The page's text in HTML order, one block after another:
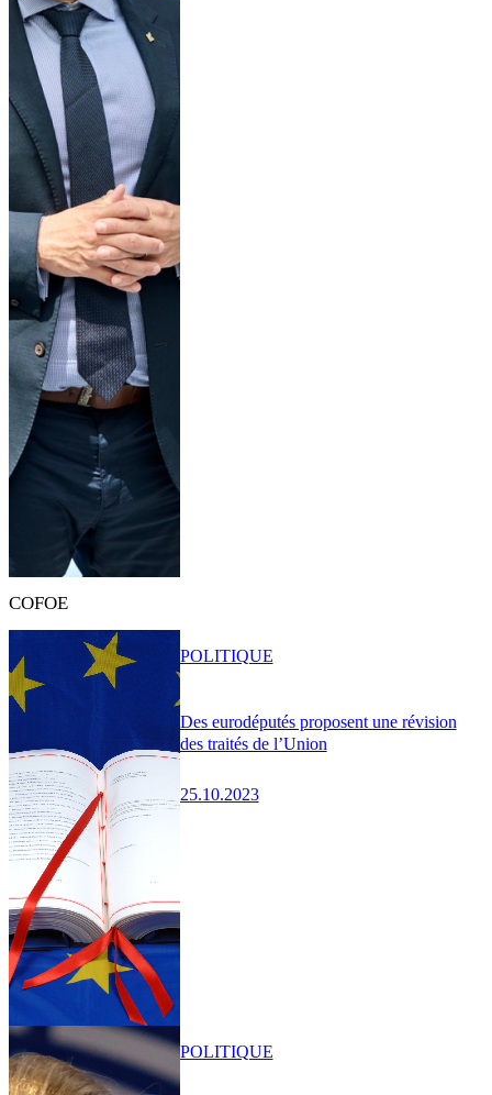
COFOE
Des eurodéputés proposent une révision
des traités de l’Union
25.10.2023
POLITIQUE
POLITIQUE